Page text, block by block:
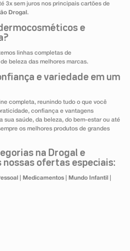
3x sem juros nos principais cartões de
Drogal .
e
linhas completas de
beleza das melhores marcas.
e variedade em um
completa, reunindo tudo o que você
confiança e vantagens
sua saúde, da beleza, do bem-estar ou até
os melhores produtos de grandes
na Drogal e
ofertas especiais:
Medicamentos| Mundo Infantil